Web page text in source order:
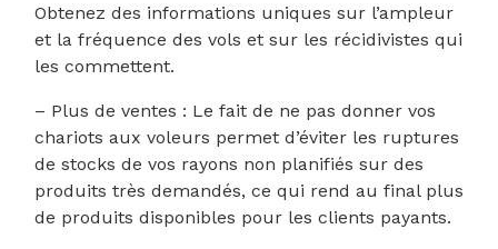
Obtenez des informations uniques sur l’ampleur
et la fréquence des vols et sur les récidivistes qui
les commettent.
– Plus de ventes : Le fait de ne pas donner vos
chariots aux voleurs permet d’éviter les ruptures
de stocks de vos rayons non planifiés sur des
produits très demandés, ce qui rend au final plus
de produits disponibles pour les clients payants.